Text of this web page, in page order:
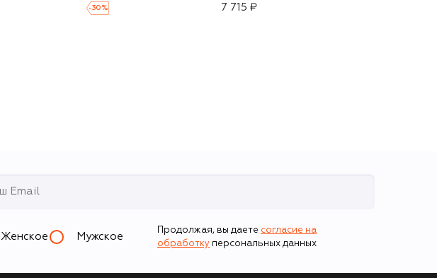
-30 %
7 715 ₽
Женское Мужское
Продолжая, вы даете согласие на
обработку персональных данных